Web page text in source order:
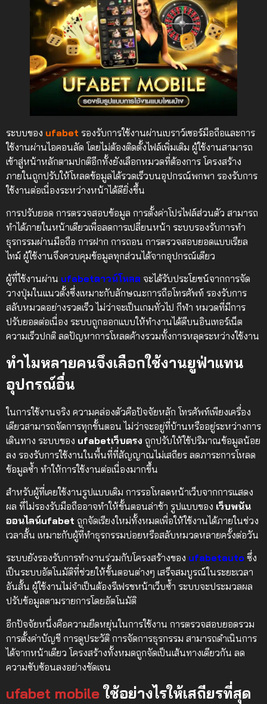
ระบบของ ufabet รองรับการใช้งานผ่านเบราว์เซอร์มือถือและการ
ใช้งานผ่านไอคอนลัด โดยไม่ต้องติดตั้งไฟล์เพิ่มเติม ผู้ใช้งานสามารถ
เข้าสู่หน้าหลักตามปกติอีกทั้งยังเลือกหมวดที่ต้องการ โครงสร้าง
ภายในถูกปรับให้โหลดข้อมูลได้รวดเร็วบนอุปกรณ์พกพา รองรับการ
ใช้งานต่อเนื่องระหว่างหน้าได้ดียิ่งขึ้น
การปรับยอด การตรวจสอบข้อมูล การตั้งค่าโปรไฟล์ส่วนตัว สามารถ
ทำได้ภายในหน้าเดียวเพื่อลดการเปลี่ยนหน้า ระบบรองรับการทำ
ธุรกรรมผ่านมือถือ การฝาก การถอน การตรวจสอบยอดแบบเรียล
ไทม์ ผู้ใช้งานจึงควบคุมข้อมูลทุกส่วนได้จากอุปกรณ์เดียว
ผู้ที่ใช้งานผ่าน ufabetดาวน์โหลด จะได้รับประโยชน์จากการจัด
วางปุ่มในแนวตั้งซึ่งเหมาะกับลักษณะการถือโทรศัพท์ รองรับการ
สลับหมวดอย่างรวดเร็ว ไม่ว่าจะเป็นเกมทั่วไป กีฬา หมวดที่มีการ
ปรับยอดต่อเนื่อง ระบบถูกออกแบบให้ทำงานได้ดีบนอินเทอร์เน็ต
ความเร็วปกติ ลดปัญหาการโหลดค้างรวมทั้งการหลุดระหว่างใช้งาน
ทำไมหลายคนจึงเลือกใช้งานยูฟ่าแทน
อุปกรณ์อื่น
ในการใช้งานจริง ความคล่องตัวคือปัจจัยหลัก โทรศัพท์เพียงเครื่อง
เดียวสามารถจัดการทุกขั้นตอน ไม่ว่าจะอยู่ที่บ้านหรืออยู่ระหว่างการ
เดินทาง ระบบของ ufabetเว็บตรง ถูกปรับให้ใช้ปริมาณข้อมูลน้อย
ลง รองรับการใช้งานในพื้นที่ที่สัญญาณไม่เสถียร ลดภาระการโหลด
ข้อมูลซ้ำ ทำให้การใช้งานต่อเนื่องมากขึ้น
สำหรับผู้ที่เคยใช้งานรูปแบบเดิม การรอโหลดหน้าเว็บจากการแสดง
ผล ที่ไม่รองรับมือถืออาจทำให้ขั้นตอนล่าช้า รูปแบบของ เว็บพนัน
ออนไลน์ufabet ถูกจัดเรียงใหม่ทั้งหมดเพื่อให้ใช้งานได้ภายในช่วง
เวลาสั้น เหมาะกับผู้ที่ทำธุรกรรมบ่อยหรือสลับหมวดหลายครั้งต่อวัน
ระบบยังรองรับการทำงานร่วมกับโครงสร้างของ ufabetauto ซึ่ง
เป็นระบบอัตโนมัติที่ช่วยให้ขั้นตอนต่างๆ เสร็จสมบูรณ์ในระยะเวลา
อันสั้น ผู้ใช้งานไม่จำเป็นต้องรีเฟรชหน้าเว็บซ้ำ ระบบจะประมวลผล
ปรับข้อมูลตามรายการโดยอัตโนมัติ
อีกปัจจัยหนึ่งคือความยืดหยุ่นในการใช้งาน การตรวจสอบยอดรวม
การตั้งค่าบัญชี การดูประวัติ การจัดการธุรกรรม สามารถดำเนินการ
ได้จากหน้าเดียว โครงสร้างทั้งหมดถูกจัดเป็นเส้นทางเดียวกัน ลด
ความซับซ้อนลงอย่างชัดเจน
ufabet mobile ใช้อย่างไรให้เสถียรที่สุด